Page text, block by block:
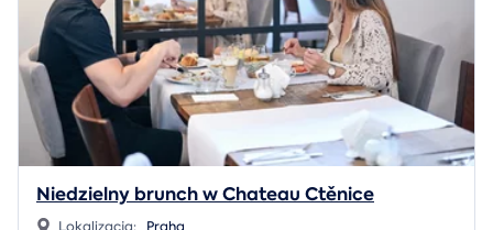
Niedzielny brunch w Chateau Ctěnice
Lokalizacja: Praha